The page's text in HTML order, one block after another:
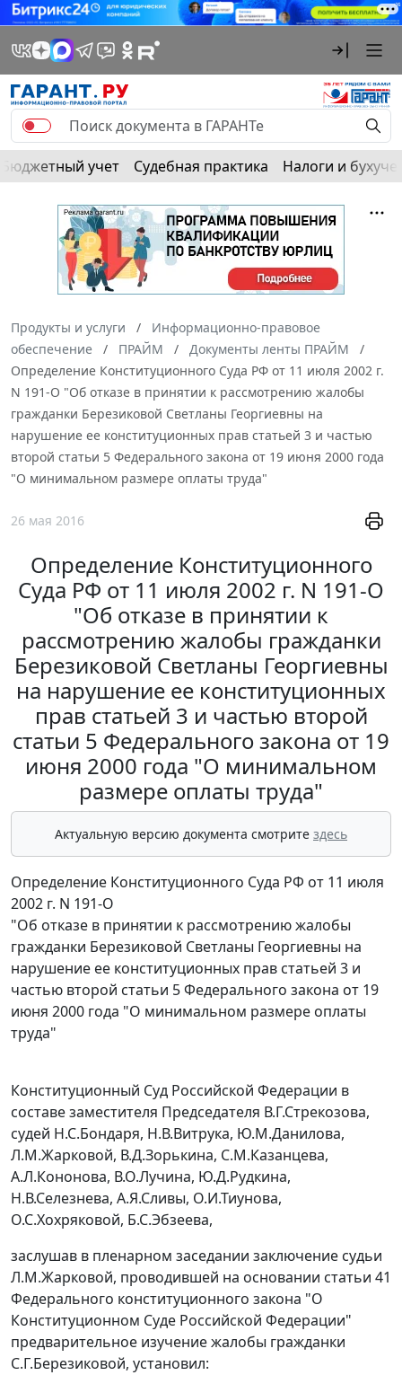
Бюджетный учет Судебная практика Налоги и
Продукты и услуги
Информационно-правовое
обеспечение
ПРАЙМ
Документы ленты ПРАЙМ
Определение Конституционного Суда РФ от 11 июля 2002 г.
N 191-О "Об отказе в принятии к рассмотрению жалобы
гражданки Березиковой Светланы Георгиевны на
нарушение ее конституционных прав статьей 3 и частью
второй статьи 5 Федерального закона от 19 июня 2000 года
"О минимальном размере оплаты труда"
26 мая 2016
Определение Конституционного
Суда РФ от 11 июля 2002 г. N 191-О
"Об отказе в принятии к
рассмотрению жалобы гражданки
Березиковой Светланы Георгиевны
на нарушение ее конституционных
прав статьей 3 и частью второй
статьи 5 Федерального закона от 19
июня 2000 года "О минимальном
размере оплаты труда"
Актуальную версию документа смотрите здесь
Определение Конституционного Суда РФ от 11 июля
2002 г. N 191-О
"Об отказе в принятии к рассмотрению жалобы
гражданки Березиковой Светланы Георгиевны на
нарушение ее конституционных прав статьей 3 и
частью второй статьи 5 Федерального закона от 19
июня 2000 года "О минимальном размере оплаты
труда"
Конституционный Суд Российской Федерации в
составе заместителя Председателя В.Г.Стрекозова,
судей Н.С.Бондаря, Н.В.Витрука, Ю.М.Данилова,
Л.М.Жарковой, В.Д.Зорькина, С.М.Казанцева,
А.Л.Кононова, В.О.Лучина, Ю.Д.Рудкина,
Н.В.Селезнева, А.Я.Сливы, О.И.Тиунова,
О.С.Хохряковой, Б.С.Эбзеева,
заслушав в пленарном заседании заключение судьи
Л.М.Жарковой, проводившей на основании статьи 41
Федерального конституционного закона "О
Конституционном Суде Российской Федерации"
предварительное изучение жалобы гражданки
С.Г.Березиковой, установил: